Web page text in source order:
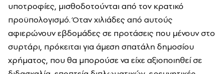
υποτροφίες, μισθοδοτούνται από τον κρατικό
προϋπολογισμό. Όταν χιλιάδες από αυτούς
αφιερώνουν εβδομάδες σε προτάσεις που μένουν στο
συρτάρι, πρόκειται για άμεση σπατάλη δημοσίου
χρήματος, που θα μπορούσε να είχε αξιοποιηθεί σε